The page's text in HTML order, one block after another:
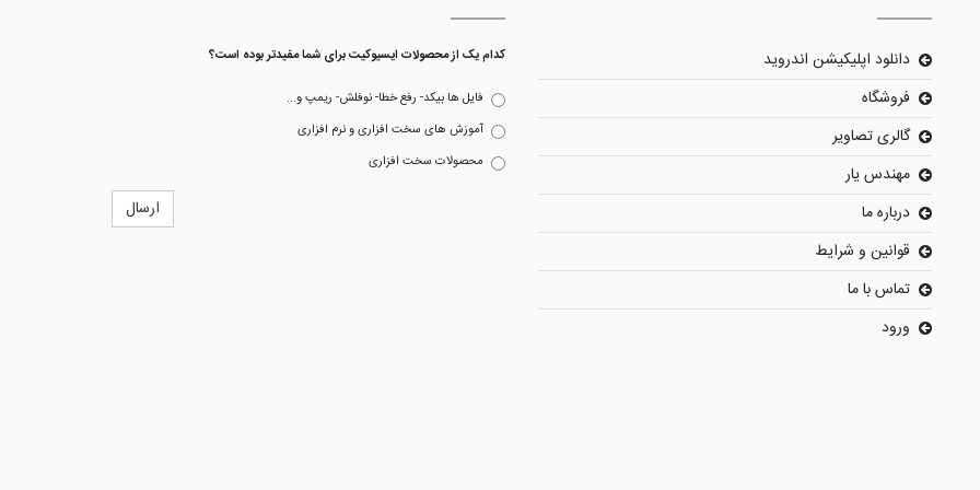
دانلود اپلیکیشن اندروید
فروشگاه
گالری تصاویر
مهندس یار
درباره ما
قوانین و شرایط
تماس با ما
ورود
کدام یک از محصولات ایسیوکیت برای شما مفیدتر بوده است؟
فایل ها بیکد- رفع خطا- نوفلش- ریمپ و...
آموزش های سخت افزاری و نرم افزاری
محصولات سخت افزاری
ارسال